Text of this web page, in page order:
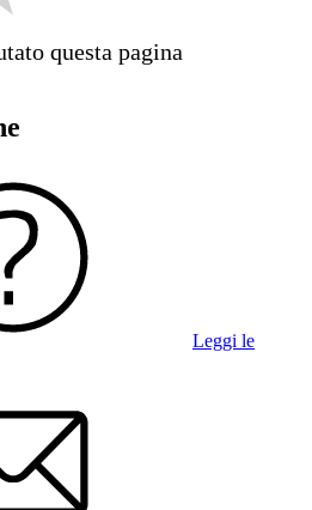
questa pagina
Leggi le